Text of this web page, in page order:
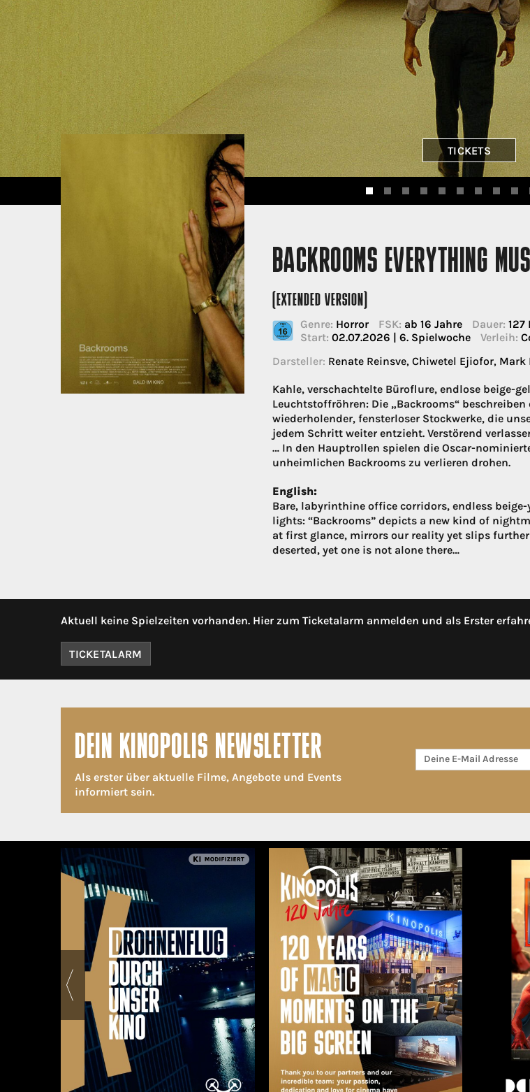
TICKETS
BACKROOMS EVERYTHING
(EXTENDED VERSION)
Genre: Horror FSK: ab 16 Jahre Dauer: 127
Start: 02.07.2026 | 6. Spielwoche Verleih:
Darsteller: Renate Reinsve, Chiwetel Ejiofor,
Kahle, verschachtelte Büroflure, endlose beige-
Leuchtstoffröhren: Die „Backrooms“
wiederholender, fensterloser Stockwerke, die
jedem Schritt weiter entzieht. Verstörend
… In den Hauptrollen spielen die Oscar-
unheimlichen Backrooms zu verlieren drohen.
English:
Bare, labyrinthine office corridors, endless
lights: “Backrooms” depicts a new kind of
at first glance, mirrors our reality yet slips
deserted, yet one is not alone there…
Aktuell keine Spielzeiten vorhanden. Hier zum Ticketalarm anmelden und als Erster
TICKETALARM
DEIN KINOPOLIS NEWSLETTER
Als erster über aktuelle Filme, Angebote und Events
informiert sein.